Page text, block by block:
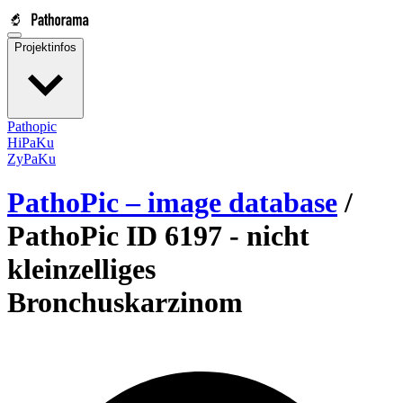
Projektinfos
Pathopic
HiPaKu
ZyPaKu
PathoPic – image database /
PathoPic ID 6197 - nicht
kleinzelliges
Bronchuskarzinom